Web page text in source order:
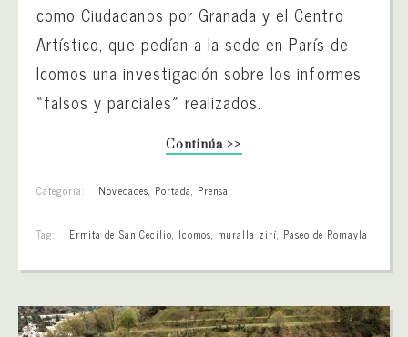
como Ciudadanos por Granada y el Centro
Artístico, que pedían a la sede en París de
Icomos una investigación sobre los informes
«falsos y parciales» realizados.
Continúa >>
Categoría: Novedades, Portada, Prensa
Tag: Ermita de San Cecilio, Icomos, muralla zirí, Paseo de Romayla